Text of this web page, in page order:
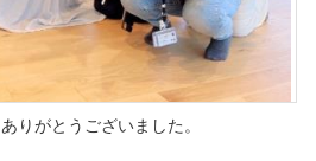
りがとうございました。